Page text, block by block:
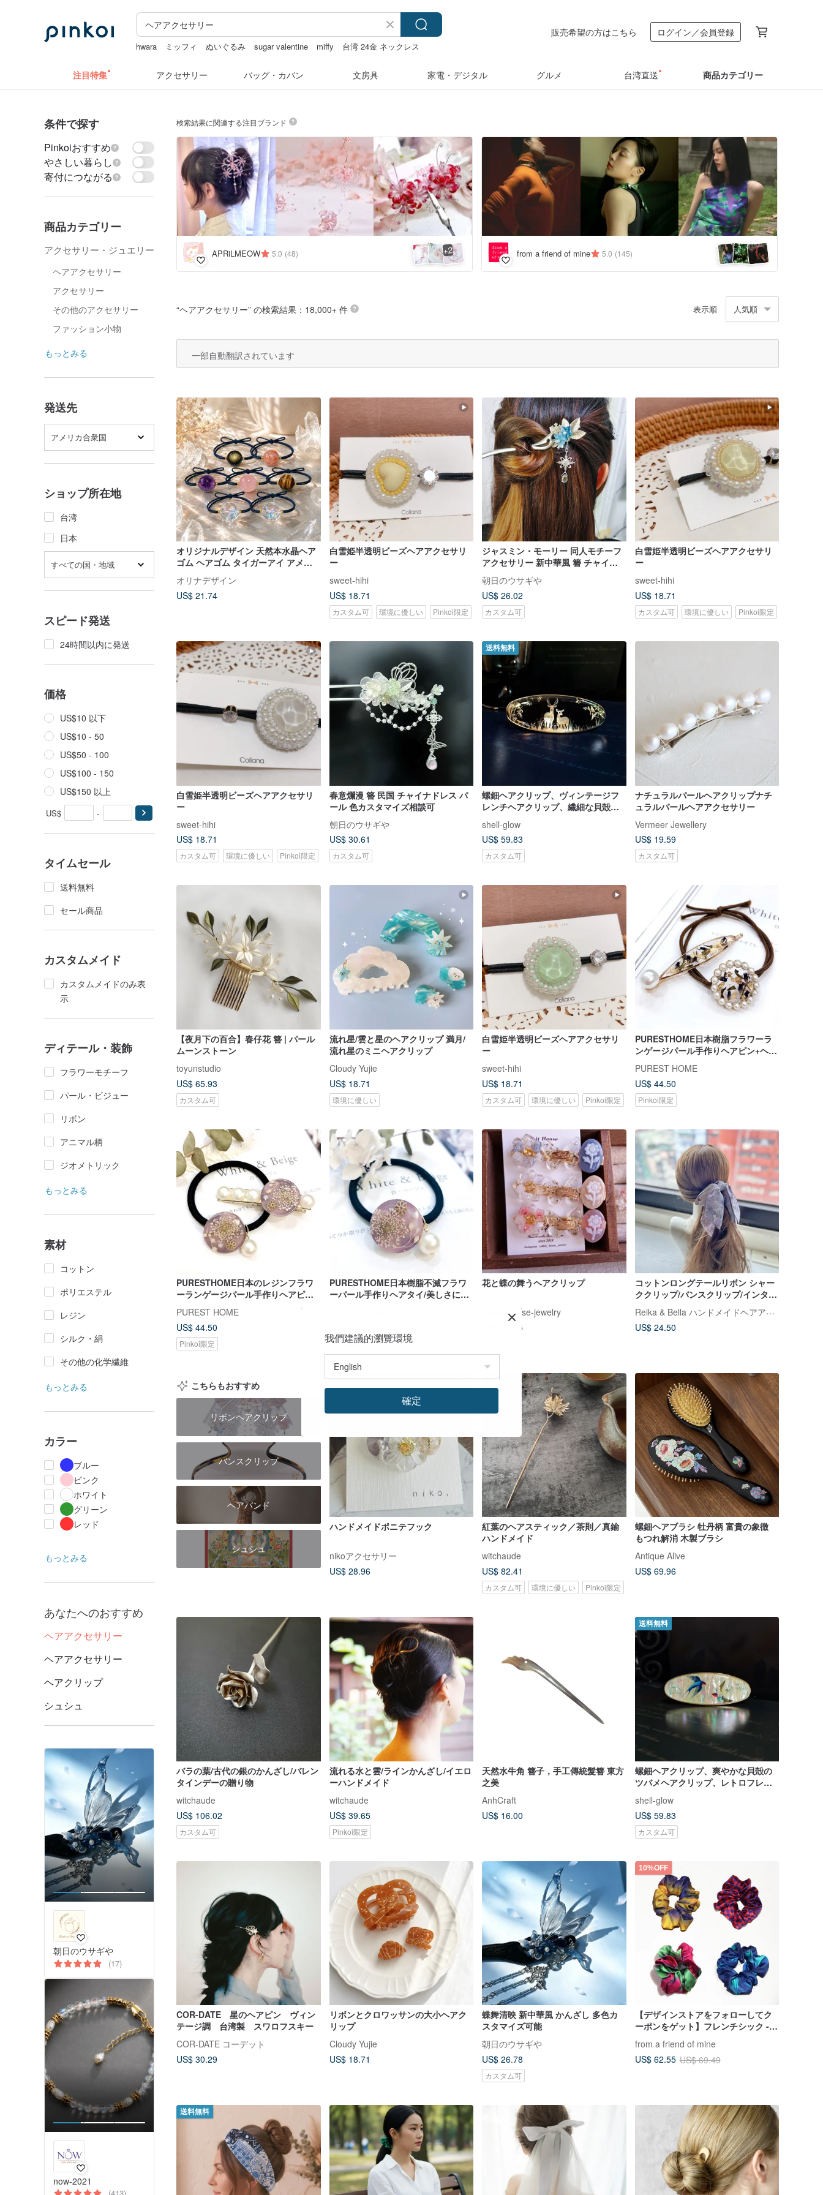
hwara ミッフィ ぬいぐるみ sugar valentine miffy
台湾 24金 ネックレス
販売希望の方はこちら ログイン／会員登録
注目特集 アクセサリー バッグ・カバン 文房具 家電・デジタル グルメ 台湾直送 商品カテゴリー
条件で探す
Pinkoiおすすめ
やさしい暮らし
寄付につながる
商品カテゴリー
アクセサリー・ジュエリー
ヘアアクセサリー
アクセサリー
その他のアクセサリー
ファッション小物
もっとみる
発送先
アメリカ合衆国
ショップ所在地
台湾
日本
すべての国・地域
スピード発送
24時間以内に発送
価格
US$10 以下
US$10 - 50
US$50 - 100
US$100 - 150
US$150 以上
US$ -
タイムセール
送料無料
セール商品
カスタムメイド
カスタムメイドのみ表
示
ディテール・装飾
フラワーモチーフ
パール・ビジュー
リボン
アニマル柄
ジオメトリック
もっとみる
素材
コットン
ポリエステル
レジン
シルク・絹
その他の化学繊維
もっとみる
カラー
ブルー
ピンク
ホワイト
グリーン
レッド
もっとみる
あなたへのおすすめ
ヘアアクセサリー
ヘアアクセサリー
ヘアクリップ
シュシュ
朝日のウサギや
(17)
now-2021
検索結果に関連する注目ブランド
APRiLMEOW 5.0 (48) +2 from a friend of mine 5.0 (145)
“ヘアアクセサリー” の検索結果：18,000+ 件 表示順 人気順
一部自動翻訳されています
オリジナルデザイン 天然本水晶ヘア
ゴム ヘアゴム タイガーアイ アメジ
スト 白水晶 ローズクォーツ サン石
オリナデザイン
US$ 21.74
白雪姫半透明ビーズヘアアクセサリ
ー
sweet-hihi
US$ 18.71
カスタム可 環境に優しい Pinkoi限定
ジャスミン・モーリー 同人モチーフ
アクセサリー 新中華風 簪 チャイナ
ドレス 瑠璃
朝日のウサギや
US$ 26.02
カスタム可
白雪姫半透明ビーズヘアアクセサリ
ー
sweet-hihi
US$ 18.71
カスタム可 環境に優しい Pinkoi限定
白雪姫半透明ビーズヘアアクセサリ
ー
sweet-hihi
US$ 18.71
カスタム可 環境に優しい Pinkoi限定
春意爛漫 簪 民国 チャイナドレス パ
ール 色カスタマイズ相談可
朝日のウサギや
US$ 30.61
カスタム可
送料無料
螺鈿ヘアクリップ、ヴィンテージフ
レンチヘアクリップ、繊細な貝殻ポ
リー、カスタマイズ可能なパターン
オーダー
shell-glow
US$ 59.83
カスタム可
ナチュラルパールヘアクリップナチ
ュラルパールヘアアクセサリー
Vermeer Jewellery
US$ 19.59
カスタム可
【夜月下の百合】春仔花 簪 | パール
ムーンストーン
toyunstudio
US$ 65.93
カスタム可
流れ星/雲と星のヘアクリップ 満月/
流れ星のミニヘアクリップ
Cloudy Yujie
US$ 18.71
環境に優しい
白雪姫半透明ビーズヘアアクセサリ
ー
sweet-hihi
US$ 18.71
カスタム可 環境に優しい Pinkoi限定
PURESTHOME日本樹脂フラワーラ
ンゲージパール手作りヘアピン+ヘア
PUREST HOME
US$ 44.50
Pinkoi限定
PURESTHOME日本のレジンフラワ
ーランゲージパール手作りヘアピン
+ヘアタイ/美しさに出会えない
PUREST HOME
US$ 44.50
Pinkoi限定
PURESTHOME日本樹脂不滅フラワ
ーパール手作りヘアタイ/美しさに出
Pinkoi限定
花と蝶の舞うヘアクリップ
rabbit-house-jewelry
US$ 20.05
コットンロングテールリボン シャー
ククリップ/バンスクリップ/インター
ロッククリップ/ヘアクリップ/ヘアア
クセサリー/ヘッドドレス - グレイッ
シュパープル
Reika & Bella ハンドメイドヘアアクセサリー
US$ 24.50
こちらもおすすめ
リボンヘアクリップ
バンスクリップ
ヘアバンド
シュシュ
ハンドメイドポニテフック
nikoアクセサリー
US$ 28.96
紅葉のヘアスティック／茶則／真鍮
ハンドメイド
witchaude
US$ 82.41
カスタム可 環境に優しい Pinkoi限定
螺鈿ヘアブラシ 牡丹柄 富貴の象徴
もつれ解消 木製ブラシ
Antique Alive
US$ 69.96
バラの葉/古代の銀のかんざし/バレン
タインデーの贈り物
witchaude
US$ 106.02
カスタム可
流れる水と雲/ラインかんざし/イエロ
ーハンドメイド
witchaude
US$ 39.65
Pinkoi限定
天然水牛角 簪子，手工傳統髮簪 東方
之美
AnhCraft
US$ 16.00
送料無料
螺鈿ヘアクリップ、爽やかな貝殻の
ツバメヘアクリップ、レトロフレン
スタマイズ可能
shell-glow
US$ 59.83
カスタム可
COR-DATE 星のヘアピン ヴィン
テージ調 台湾製 スワロフスキー
COR-DATE コーデット
US$ 30.29
リボンとクロワッサンの大小ヘアク
リップ
Cloudy Yujie
US$ 18.71
蝶舞清映 新中華風 かんざし 多色カ
スタマイズ可能
朝日のウサギや
US$ 26.78
カスタム可
10%OFF
【デザインストアをフォローしてク
ーポンをゲット】フレンチシック -
シルク100%プリントヘアゴム - ギフ
トセット
from a friend of mine
US$ 62.55 US$ 69.49
送料無料
我們建議的瀏覽環境
確定